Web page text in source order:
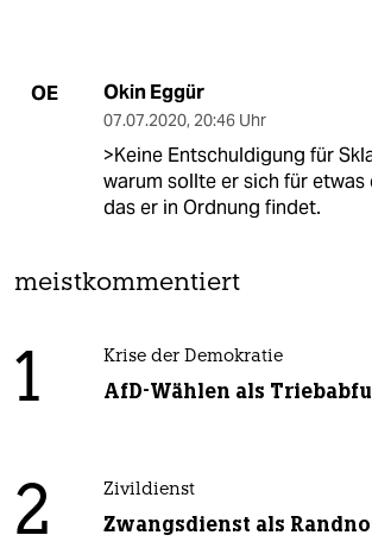
OE Okin Eggür
07.07.2020, 20:46 Uhr
>Keine Entschuldigung für
warum sollte er sich für
das er in Ordnung findet.
meistkommentiert
1 Krise der Demokratie
AfD-Wählen als
2 Zivildienst
Zwangsdienst als